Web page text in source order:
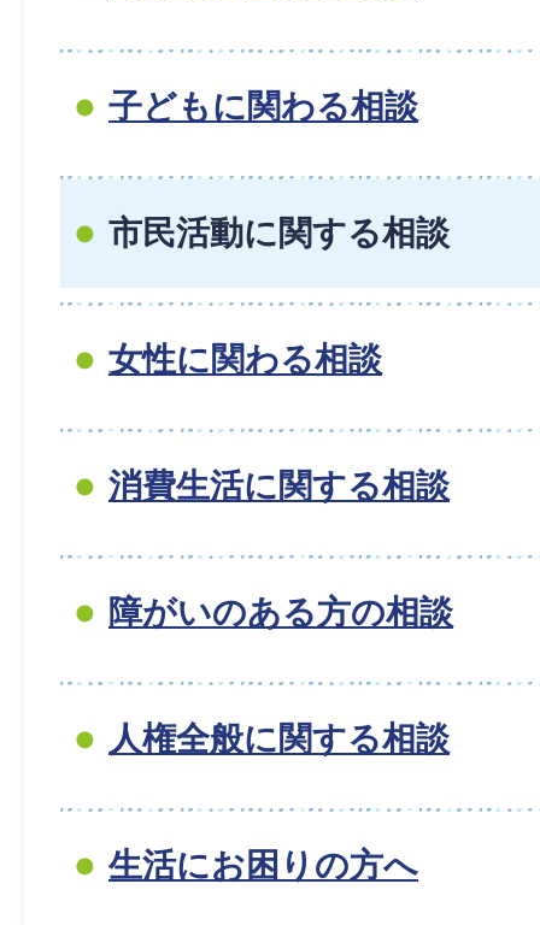
子どもに関わる相談
市民活動に関する相談
女性に関わる相談
消費生活に関する相談
障がいのある方の相談
人権全般に関する相談
生活にお困りの方へ